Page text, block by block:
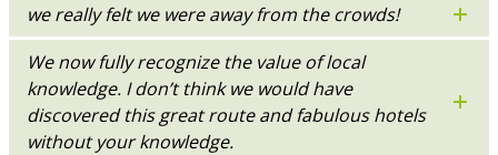
we really felt we were away from the crowds!
We now fully recognize the value of local
knowledge. I don’t think we would have
discovered this great route and fabulous hotels
without your knowledge.